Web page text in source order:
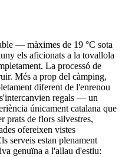
— màximes de 19 °C sota
els aficionats a la tovallola
La processó de
Més a prop del càmping,
diferent de l'enrenou
regals — un
únicament catalana que
prats de flors silvestres,
ofereixen vistes
serveis estan plenament
genuïna a l'allau d'estiu: